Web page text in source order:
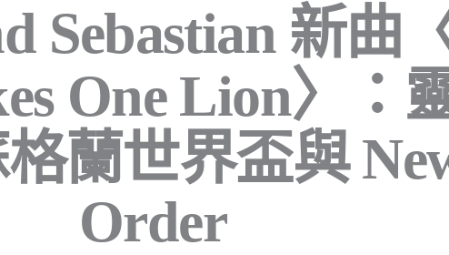
Sebastian 新曲
One Lion〉：
蘭世界盃與
Order